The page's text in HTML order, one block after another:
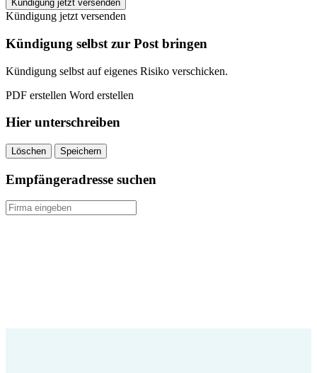
COBURG
Hausratversicherung
kündigen
quantity
Kündigung jetzt versenden
Kündigung jetzt versenden
Kündigung selbst zur Post bringen
Kündigung selbst auf eigenes Risiko verschicken.
PDF erstellen Word erstellen
Hier unterschreiben
Löschen Speichern
Empfängeradresse suchen